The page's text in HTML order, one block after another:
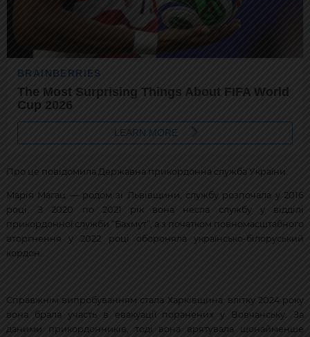
Про це повідомила Державна прикордонна служба України.
Марія Магац — родом зі Львівщини, службу розпочала у 2016
році. З 2020 по 2021 рік вона несла службу у відділі
прикордонної служби “Бахмут”, а з початком повномасштабного
вторгнення у 2022 році обороняла українсько-білоруський
кордон.
Справжнім випробуванням стала Харківщина: влітку 2024 року
вона брала участь в евакуації поранених у Вовчанську. За
даними прикордонників, тоді вона врятувала щонайменше